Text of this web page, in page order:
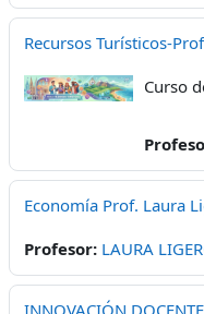
Recursos Turísticos-
Curso
Economía Prof. Laura
Profesor: LAURA
INNOVACIÓN DOCENTE